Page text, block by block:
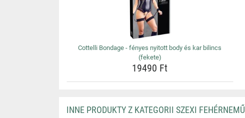
Cottelli Bondage - fényes nyitott body és kar bilincs
(fekete)
19490 Ft
INNE PRODUKTY Z KATEGORII SZEXI FEHÉRNEMŰ